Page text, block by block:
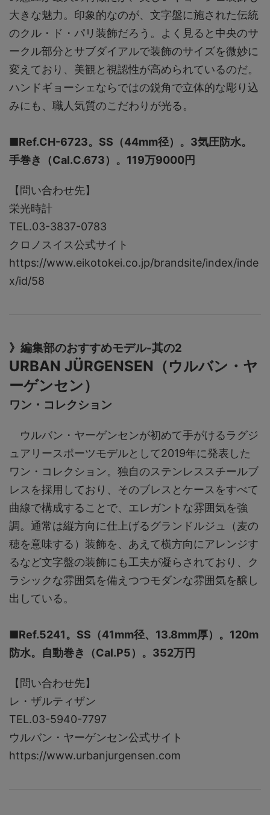
大きな魅力。印象的なのが、文字盤に施された伝統
のクル・ド・パリ装飾だろう。よく見ると中央のサ
ークル部分とサブダイアルで装飾のサイズを微妙に
変えており、美観と視認性が高められているのだ。
ハンドギョーシェならではの鋭角で立体的な彫り込
みにも、職人気質のこだわりが光る。
■Ref.CH-6723。SS（44mm径）。3気圧防水。
手巻き（Cal.C.673）。119万9000円
【問い合わせ先】
栄光時計
TEL.03-3837-0783
クロノスイス公式サイト
https://www.eikotokei.co.jp/brandsite/index/inde
x/id/58
》編集部のおすすめモデル-其の2
URBAN JÜRGENSEN（ウルバン・ヤ
ーゲンセン）
ワン・コレクション
ウルバン・ヤーゲンセンが初めて手がけるラグジ
ュアリースポーツモデルとして2019年に発表した
ワン・コレクション。独自のステンレススチールブ
レスを採用しており、そのブレスとケースをすべて
曲線で構成することで、エレガントな雰囲気を強
調。通常は縦方向に仕上げるグランドルジュ（麦の
穂を意味する）装飾を、あえて横方向にアレンジす
るなど文字盤の装飾にも工夫が凝らされており、ク
ラシックな雰囲気を備えつつモダンな雰囲気を醸し
出している。
■Ref.5241。SS（41mm径、13.8mm厚）。120m
防水。自動巻き（Cal.P5）。352万円
【問い合わせ先】
レ・ザルティザン
TEL.03-5940-7797
ウルバン・ヤーゲンセン公式サイト
https://www.urbanjurgensen.com